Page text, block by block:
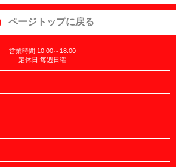
ページトップに戻る
営業時間:10:00～18:00
定休日:毎週日曜